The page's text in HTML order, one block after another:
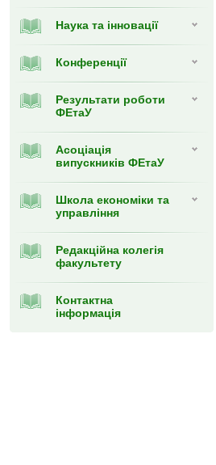
Наука та інновації
Конференції
Результати роботи
ФЕтаУ
Асоціація
випускників ФЕтаУ
Школа економіки та
управління
Редакційна колегія
факультету
Контактна
інформація